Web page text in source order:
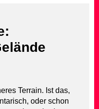
Terrain. Ist das,
oder schon